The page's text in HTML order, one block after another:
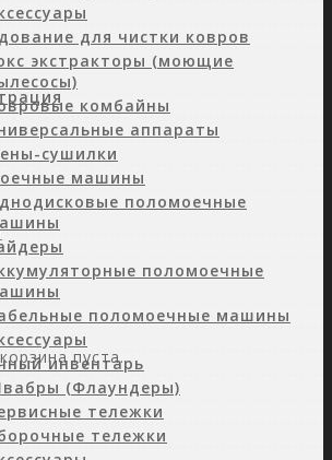
пуста.
для чистки ковров
экстракторы (моющие
комбайны
аппараты
сушилки
машины
поломоечные
поломоечные
поломоечные машины
инвентарь
(Флаундеры)
тележки
тележки